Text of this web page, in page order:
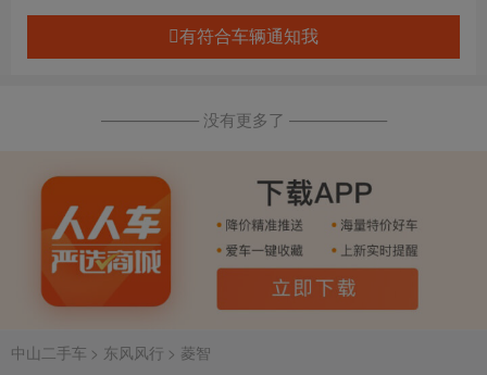
有符合车辆通知我
—————— 没有更多了 ——————
中山二手车 > 东风风行 > 菱智